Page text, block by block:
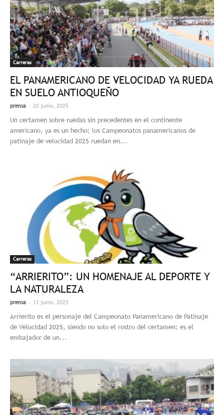
Carreras
EL PANAMERICANO DE VELOCIDAD YA RUEDA
EN SUELO ANTIOQUEÑO
prensa - 20 junio, 2025
Un certamen sobre ruedas sin precedentes en el continente
americano, ya es un hecho; los Campeonatos panamericanos de
patinaje de velocidad 2025 ruedan en...
Carreras
“ARRIERITO”: UN HOMENAJE AL DEPORTE Y
LA NATURALEZA
prensa - 12 junio, 2025
Arrierito es el personaje del Campeonato Panamericano de Patinaje
de Velocidad 2025, siendo no solo el rostro del certamen; es el
embajador de un...